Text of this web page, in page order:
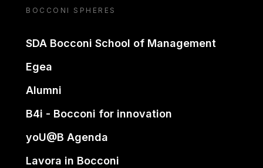
BOCCONI SPHERES
SDA Bocconi School of Management
Egea
Alumni
B4i - Bocconi for innovation
yoU@B Agenda
Lavora in Bocconi